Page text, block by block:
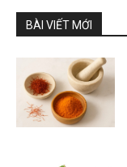
BÀI VIẾT MỚI